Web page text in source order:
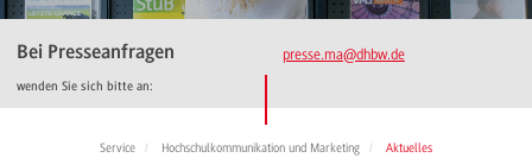
Bei Presseanfragen
wenden Sie sich bitte an:
presse.ma@dhbw.de
Service Hochschulkommunikation und Marketing Aktuelles